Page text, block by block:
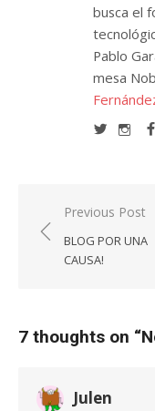
busca el
Pablo
mesa
Navegación
de
entradas
Previous Post
BLOG POR UNA
CAUSA!
7 thoughts on “
Julen